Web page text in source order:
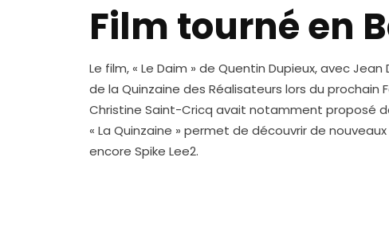
Film tourné en
Le film, « Le Daim » de Quentin Dupieux, avec
de la Quinzaine des Réalisateurs lors du prochain
Christine Saint-Cricq avait notamment proposé
« La Quinzaine » permet de découvrir de
encore Spike Lee2.